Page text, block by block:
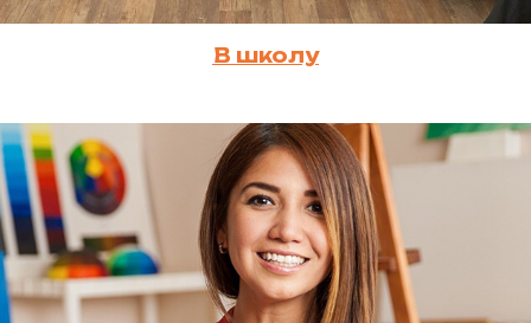
В школу